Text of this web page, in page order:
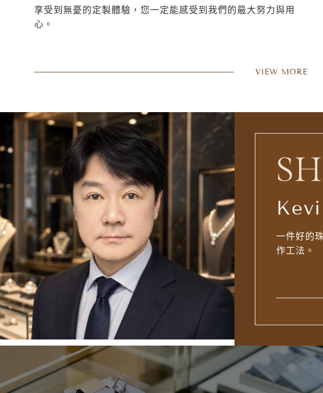
享受到無憂的定製體驗，您一定能感受到我們的最大努力與用
心。
VIEW MORE
一件好的
作工法。